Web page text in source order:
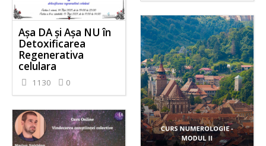
Așa DA și Așa NU în
Detoxificarea
Regenerativa
celulara
1130 0